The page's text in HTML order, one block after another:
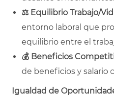
⚖️ Equilibrio Trabajo/
entorno laboral que
equilibrio entre el
💰 Beneficios
de beneficios y salario
Igualdad de